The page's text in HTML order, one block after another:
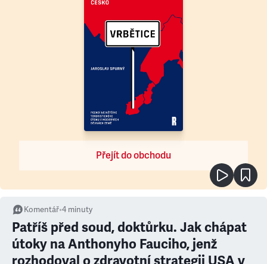
Přejít do obchodu
Komentář•4 minuty
Patříš před soud, doktůrku. Jak chápat
útoky na Anthonyho Fauciho, jenž
rozhodoval o zdravotní strategii USA v